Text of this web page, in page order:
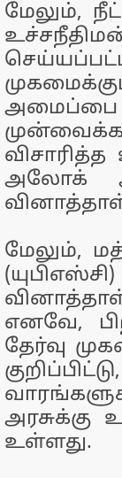
மேலும்,
அமைப்பை
அலோக்
வினாத்தாள்
மேலும்,
எனவே,
தேர்வு
அரசுக்கு
உள்ளது.